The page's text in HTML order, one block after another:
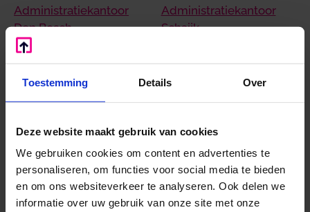
Toestemming Details Over
Deze website maakt gebruik van cookies
We gebruiken cookies om content en advertenties te
personaliseren, om functies voor social media te bieden
en om ons websiteverkeer te analyseren. Ook delen we
informatie over uw gebruik van onze site met onze
Administratiekantoor
Den Bosch
Administratiekantoor
Nuenen
Administratiekantoor
Administratiekantoor
Schaijk
Zeeland
Administratiekantoor
Hoe kunnen we je helpen?
0486 – 820 203
info@boekzo.nl